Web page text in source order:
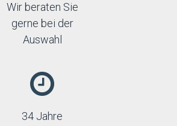
Wir beraten Sie
gerne bei der
Auswahl
34 Jahre